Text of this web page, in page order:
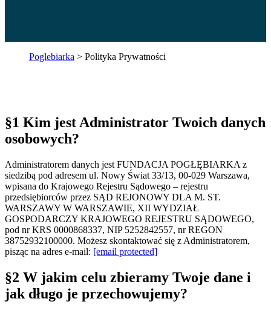
Poglebiarka > Polityka Prywatności
§1 Kim jest Administrator Twoich danych
osobowych?
Administratorem danych jest FUNDACJA POGŁĘBIARKA z
siedzibą pod adresem ul. Nowy Świat 33/13, 00-029 Warszawa,
wpisana do Krajowego Rejestru Sądowego – rejestru
przedsiębiorców przez SĄD REJONOWY DLA M. ST.
WARSZAWY W WARSZAWIE, XII WYDZIAŁ
GOSPODARCZY KRAJOWEGO REJESTRU SĄDOWEGO,
pod nr KRS 0000868337, NIP 5252842557, nr REGON
38752932100000. Możesz skontaktować się z Administratorem,
pisząc na adres e-mail: [email protected]
§2 W jakim celu zbieramy Twoje dane i
jak długo je przechowujemy?